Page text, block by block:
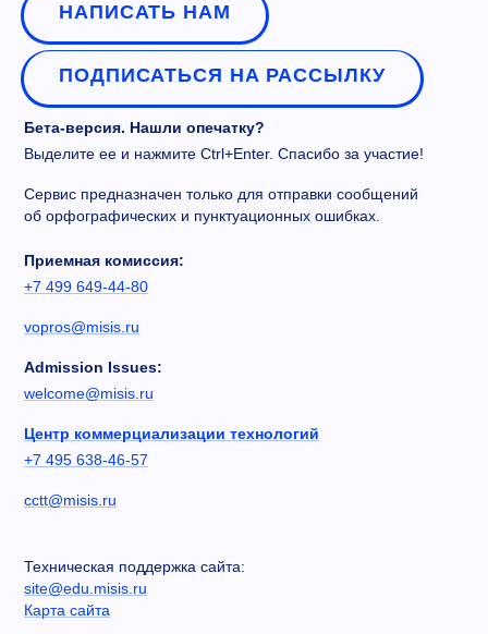
НАПИСАТЬ НАМ
ПОДПИСАТЬСЯ НА РАССЫЛКУ
Бета-версия. Нашли опечатку?
Выделите ее и нажмите Ctrl+Enter. Спасибо за участие!
Сервис предназначен только для отправки сообщений
об орфографических и пунктуационных ошибках.
Приемная комиссия:
+7 499 649-44-80
vopros@misis.ru
Admission Issues:
welcome@misis.ru
Центр коммерциализации технологий
+7 495 638-46-57
cctt@misis.ru
Техническая поддержка сайта:
site@edu.misis.ru
Карта сайта